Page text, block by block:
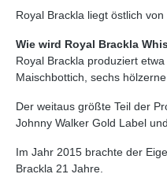
Royal Brackla liegt östlich
Wie wird Royal Brackla
Royal Brackla produziert
Maischbottich, sechs
Der weitaus größte Teil der
Johnny Walker Gold Label
Im Jahr 2015 brachte der
Brackla 21 Jahre.